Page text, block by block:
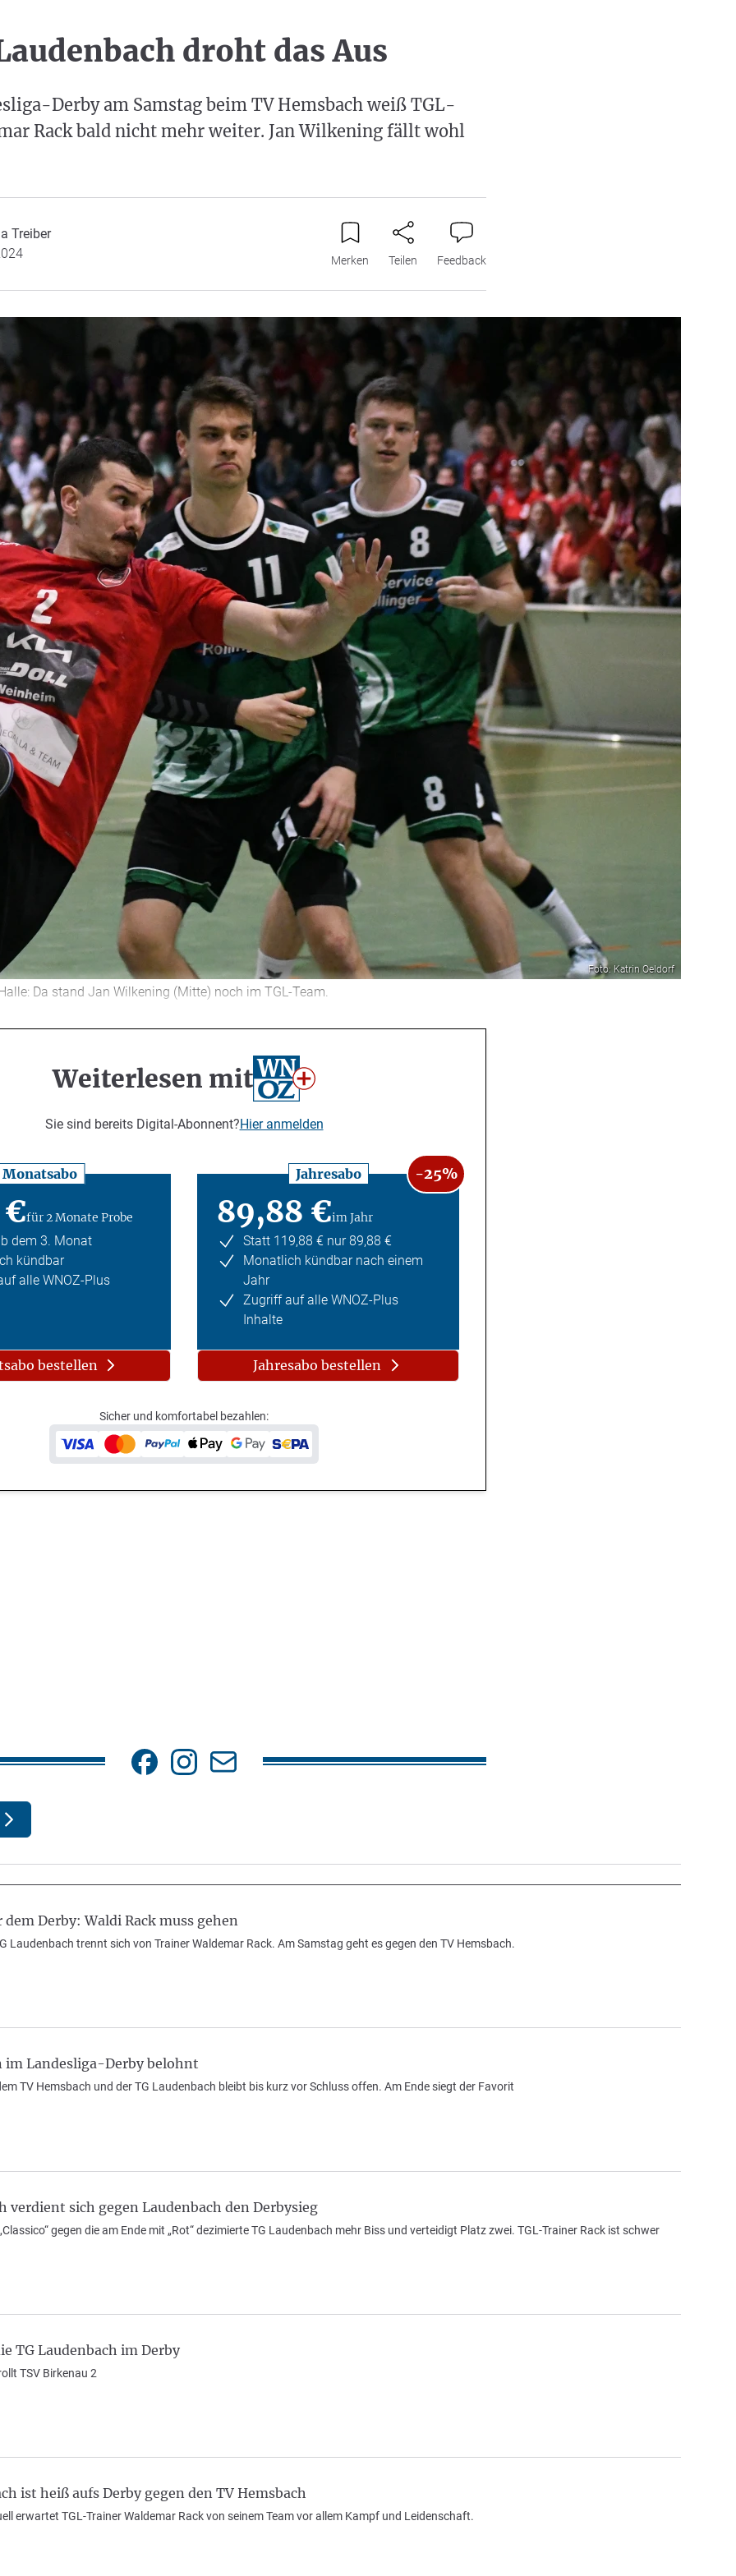
droht das Aus
Derby am Samstag beim TV Hemsbach weiß TGL-
Rack bald nicht mehr weiter. Jan Wilkening fällt wohl
Treiber
Merken Teilen Feedback
Foto: Katrin Oeldorf
Da stand Jan Wilkening (Mitte) noch im TGL-Team.
Weiterlesen mit
Sie sind bereits Digital-Abonnent?Hier anmelden
Monatsabo
für 2 Monate Probe
dem 3. Monat
kündbar
alle WNOZ-Plus
bestellen
Jahresabo -25%
89,88 €im Jahr
Statt 119,88 € nur 89,88 €
Monatlich kündbar nach einem
Jahr
Zugriff auf alle WNOZ-Plus
Inhalte
Jahresabo bestellen
Sicher und komfortabel bezahlen:
Derby: Waldi Rack muss gehen
Laudenbach trennt sich von Trainer Waldemar Rack. Am Samstag geht es gegen den TV Hemsbach.
im Landesliga-Derby belohnt
TV Hemsbach und der TG Laudenbach bleibt bis kurz vor Schluss offen. Am Ende siegt der Favorit
verdient sich gegen Laudenbach den Derbysieg
gegen die am Ende mit „Rot“ dezimierte TG Laudenbach mehr Biss und verteidigt Platz zwei. TGL-Trainer Rack ist schwer
TG Laudenbach im Derby
TSV Birkenau 2
ist heiß aufs Derby gegen den TV Hemsbach
erwartet TGL-Trainer Waldemar Rack von seinem Team vor allem Kampf und Leidenschaft.